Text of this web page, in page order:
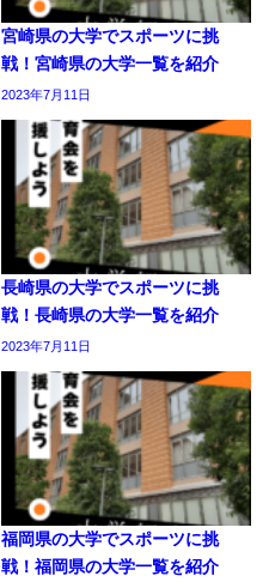
宮崎県の大学でスポーツに挑
戦！宮崎県の大学一覧を紹介
2023年7月11日
長崎県の大学でスポーツに挑
戦！長崎県の大学一覧を紹介
2023年7月11日
福岡県の大学でスポーツに挑
戦！福岡県の大学一覧を紹介